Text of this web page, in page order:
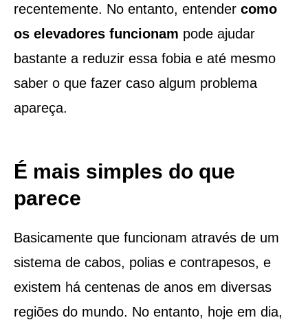
recentemente. No entanto, entender como
os elevadores funcionam pode ajudar
bastante a reduzir essa fobia e até mesmo
saber o que fazer caso algum problema
apareça.
É mais simples do que
parece
Basicamente que funcionam através de um
sistema de cabos, polias e contrapesos, e
existem há centenas de anos em diversas
regiões do mundo. No entanto, hoje em dia,